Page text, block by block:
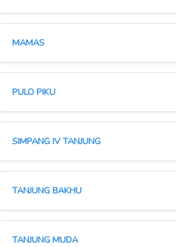
MAMAS
PULO PIKU
SIMPANG IV TANJUNG
TANJUNG BAKHU
TANJUNG MUDA